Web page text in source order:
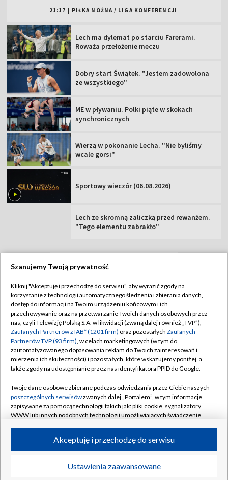
Transmisje Wideo
21:17 PIŁKA NOŻNA / LIGA KONFERENCJI
Lech ma dylemat po starciu Farerami.
Roważa przełożenie meczu
Dobry start Świątek. "Jestem zadowolona
ze wszystkiego"
ME w pływaniu. Polki piąte w skokach
synchronicznych
Wierzą w pokonanie Lecha. "Nie byliśmy
wcale gorsi"
Sportowy wieczór (06.08.2026)
Lech ze skromną zaliczką przed rewanżem.
"Tego elementu zabrakło"
Abonament TVP
Sklep TVP
Biuro Reklamy
Oferta Handlowa
Telegazeta ogłoszenia
Rada Programowa
Ogłoszenia przetargowe
Akademia Telewizyjna
Informacje o nadawcy
System NOS
Regulamin TVP
Polityka prywatności
Moje zgody
Biuro reklamy
Kontakt
Kanały
©2026 Telewizja Polska Spółka Akcyjna w likwidacji
Szanujemy Twoją prywatność
Kliknij "Akceptuję i przechodzę do serwisu", aby wyrazić zgody na
korzystanie z technologii automatycznego śledzenia i zbierania danych,
dostęp do informacji na Twoim urządzeniu końcowym i ich
przechowywanie oraz na przetwarzanie Twoich danych osobowych przez
nas, czyli Telewizję Polską S.A. w likwidacji (zwaną dalej również „TVP”),
Zaufanych Partnerów z IAB* (1201 firm) oraz pozostałych Zaufanych
Partnerów TVP (93 firm), w celach marketingowych (w tym do
zautomatyzowanego dopasowania reklam do Twoich zainteresowań i
mierzenia ich skuteczności) i pozostałych, które wskazujemy poniżej, a
także zgody na udostępnianie przez nas identyfikatora PPID do Google.
Twoje dane osobowe zbierane podczas odwiedzania przez Ciebie naszych
poszczególnych serwisówzwanych dalej „Portalem”, w tym informacje
zapisywane za pomocą technologii takich jak: pliki cookie, sygnalizatory
WWW lub innych podobnych technologii umożliwiających świadczenie
ruchu w Internecie.
Twoje dane osobowe zbierane podczas odwiedzania przez Ciebie
poszczególnych serwisówna Portalu, takie jak adresy IP, identyfikatory
Ustawienia zaawansowane
Akceptuję i przechodzę do serwisu